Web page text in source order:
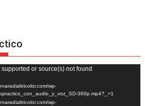
or source(s) not found
wp-
360p.mp4?_=1
wp-